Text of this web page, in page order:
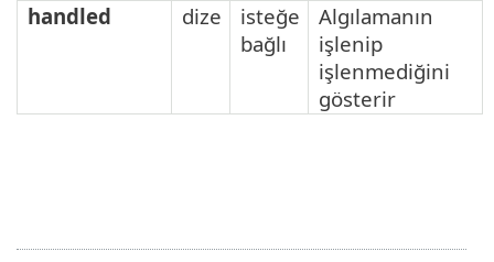
handled
dize
isteğe
bağlı
Algılamanın
işlenip
işlenmediğini
gösterir